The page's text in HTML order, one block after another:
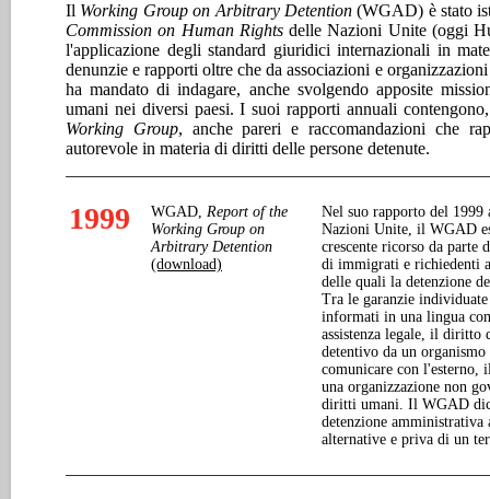
Il Working Group on Arbitrary Detention(WGAD) è stato
Commission on Human Rightsdelle Nazioni Unite (oggi
l'applicazione degli standard giuridici internazionali in
denunzie e rapporti oltre che da associazioni e
ha mandato di indagare, anche svolgendo apposite
umani nei diversi paesi. I suoi rapporti annuali
Working Group, anche pareri e raccomandazioni che
autorevole in materia di diritti delle persone detenute.
1999 WGAD, Report of the
Working Group on
Arbitrary Detention
(download)
Nel suo rapporto del
Nazioni Unite, il WGAD
crescente ricorso da parte
di immigrati e richiedenti
delle quali la detenzione
Tra le garanzie
informati in una lingua
assistenza legale, il diritto
detentivo da un
comunicare con
una organizzazione non
diritti umani. Il WGAD
detenzione amministrativa
alternative e priva di un